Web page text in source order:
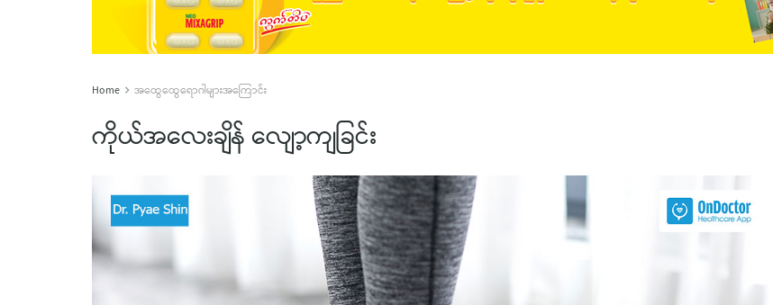
Home အထွေထွေရောဂါများအကြောင်း
ကိုယ်အလေးချိန် လျော့ကျခြင်း